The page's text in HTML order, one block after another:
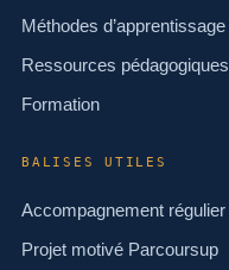
Méthodes d’apprentissage
Ressources pédagogiques
Formation
BALISES UTILES
Accompagnement régulier
Projet motivé Parcoursup